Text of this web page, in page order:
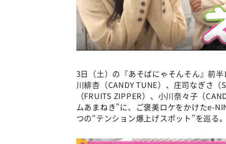
3日（土）の『あそばにゃそんそん』前
川緋杏（CANDY TUNE）、庄司なぎさ
（FRUITS ZIPPER）、小川奈々子（
ムあまねき”に、ご褒美ロケをかけたe-
つの“テンション爆上げスポット”を巡る。